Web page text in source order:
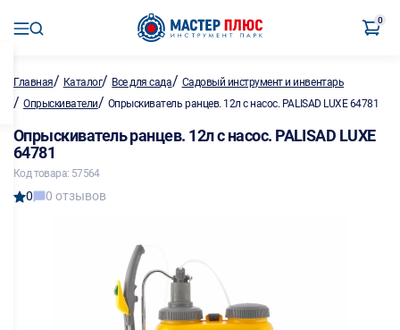
0
Главная/ Каталог/ Все для сада/ Садовый инструмент и инвентарь
/ Опрыскиватели/ Опрыскиватель ранцев. 12л с насос. PALISAD LUXE 64781
Опрыскиватель ранцев. 12л с насос. PALISAD LUXE
64781
Код товара: 57564
0 0 отзывов